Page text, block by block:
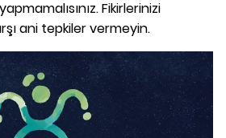
Fikirlerinizi
ani tepkiler vermeyin.